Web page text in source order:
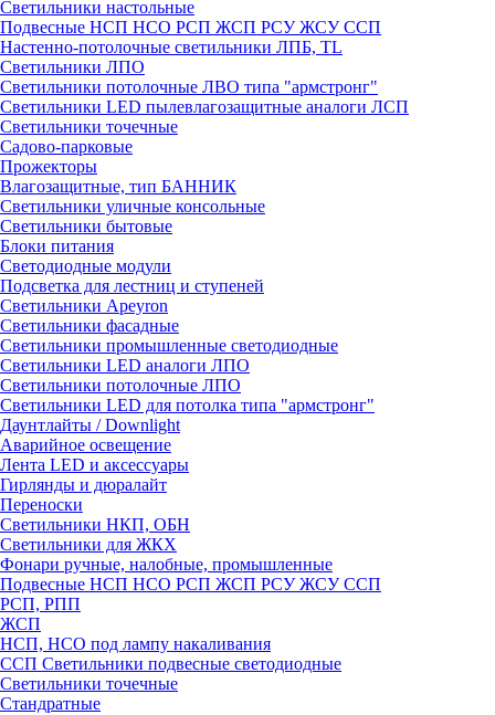
Светильники настольные
Подвесные НСП НСО РСП ЖСП РСУ ЖСУ ССП
Настенно-потолочные светильники ЛПБ, TL
Светильники ЛПО
Светильники потолочные ЛВО типа "армстронг"
Светильники LED пылевлагозащитные аналоги ЛСП
Светильники точечные
Садово-парковые
Прожекторы
Влагозащитные, тип БАННИК
Светильники уличные консольные
Светильники бытовые
Блоки питания
Светодиодные модули
Подсветка для лестниц и ступеней
Светильники Apeyron
Светильники фасадные
Светильники промышленные светодиодные
Светильники LED аналоги ЛПО
Светильники потолочные ЛПО
Светильники LED для потолка типа "армстронг"
Даунтлайты / Downlight
Аварийное освещение
Лента LED и аксессуары
Гирлянды и дюралайт
Переноски
Светильники НКП, ОБН
Светильники для ЖКХ
Фонари ручные, налобные, промышленные
Подвесные НСП НСО РСП ЖСП РСУ ЖСУ ССП
РСП, РПП
ЖСП
НСП, НСО под лампу накаливания
ССП Светильники подвесные светодиодные
Светильники точечные
Стандратные